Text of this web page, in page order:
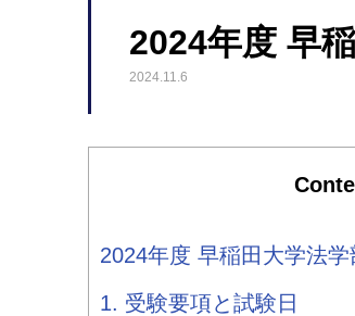
2024年度 早
2024.11.6
2024年度 早稲田大学法
1. 受験要項と試験日